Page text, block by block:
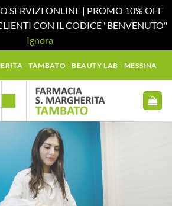
SERVIZI ONLINE | PROMO 10% OFF
CON IL CODICE "BENVENUTO"
Ignora
- TAMBATO - BEAUTY LAB - MESSINA